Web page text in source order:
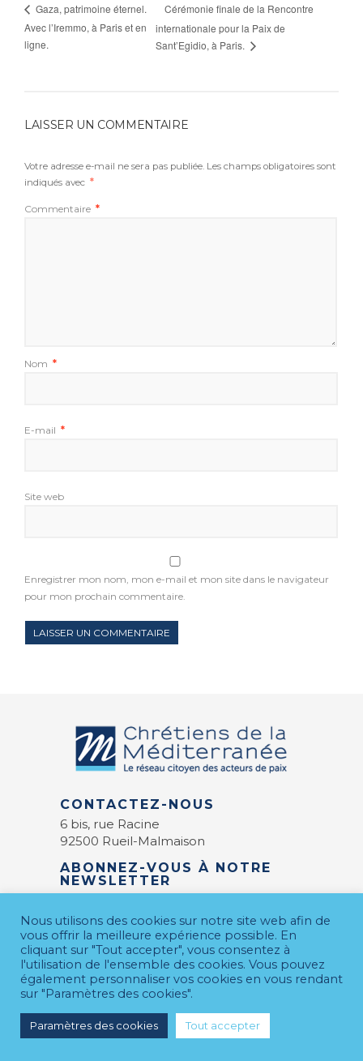
Gaza, patrimoine éternel.
Avec l’Iremmo, à Paris et en
ligne.
Cérémonie finale de la Rencontre
internationale pour la Paix de
Sant’Egidio, à Paris.
LAISSER UN COMMENTAIRE
Votre adresse e-mail ne sera pas publiée. Les champs obligatoires sont
indiqués avec *
Commentaire *
Nom *
E-mail *
Site web
Enregistrer mon nom, mon e-mail et mon site dans le navigateur
pour mon prochain commentaire.
CONTACTEZ-NOUS
6 bis, rue Racine
92500 Rueil-Malmaison
ABONNEZ-VOUS À NOTRE
NEWSLETTER
E-mail*
© 2026 CDM
MENTIONS LÉGALES
Nous utilisons des cookies sur notre site web afin de
vous offrir la meilleure expérience possible. En
cliquant sur "Tout accepter", vous consentez à
l'utilisation de l'ensemble des cookies. Vous pouvez
également personnaliser vos cookies en vous rendant
sur "Paramètres des cookies".
Paramètres des cookies Tout accepter